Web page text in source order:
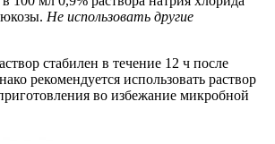
Не использовать другие
стабилен в течение 12 ч после
рекомендуется использовать раствор
во избежание микробной